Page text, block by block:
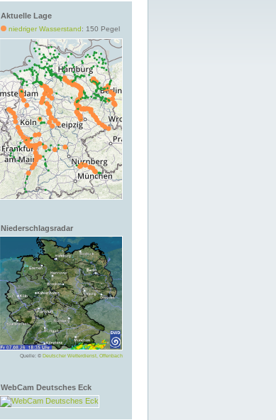
Aktuelle Lage
niedriger Wasserstand: 150 Pegel
Niederschlagsradar
Quelle: © Deutscher Wetterdienst, Offenbach
WebCam Deutsches Eck